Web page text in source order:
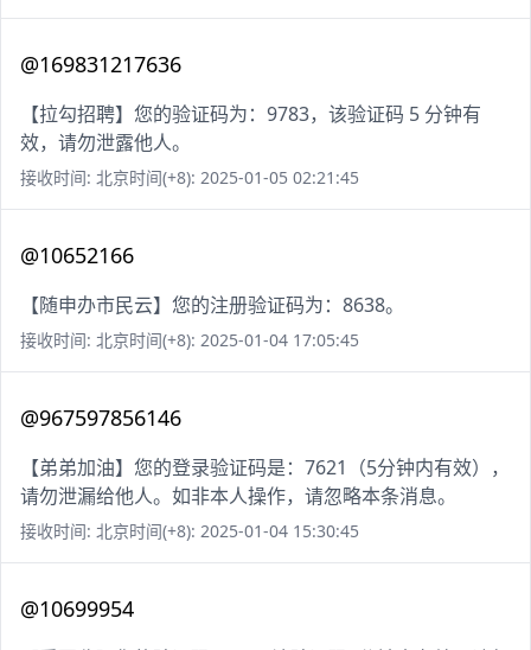
@169831217636
【拉勾招聘】您的验证码为：9783，该验证码 5 分钟有
效，请勿泄露他人。
接收时间: 北京时间(+8): 2025-01-05 02:21:45
@10652166
【随申办市民云】您的注册验证码为：8638。
接收时间: 北京时间(+8): 2025-01-04 17:05:45
@967597856146
【弟弟加油】您的登录验证码是：7621（5分钟内有效），
请勿泄漏给他人。如非本人操作，请忽略本条消息。
接收时间: 北京时间(+8): 2025-01-04 15:30:45
@10699954